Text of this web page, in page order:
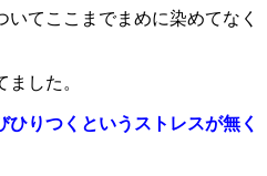
いてここまでまめに染めてなく
した。
りつくというストレスが無く